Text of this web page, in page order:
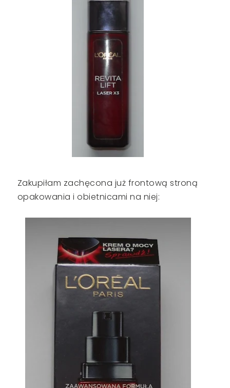
Zakupiłam zachęcona już frontową stroną
opakowania i obietnicami na niej: